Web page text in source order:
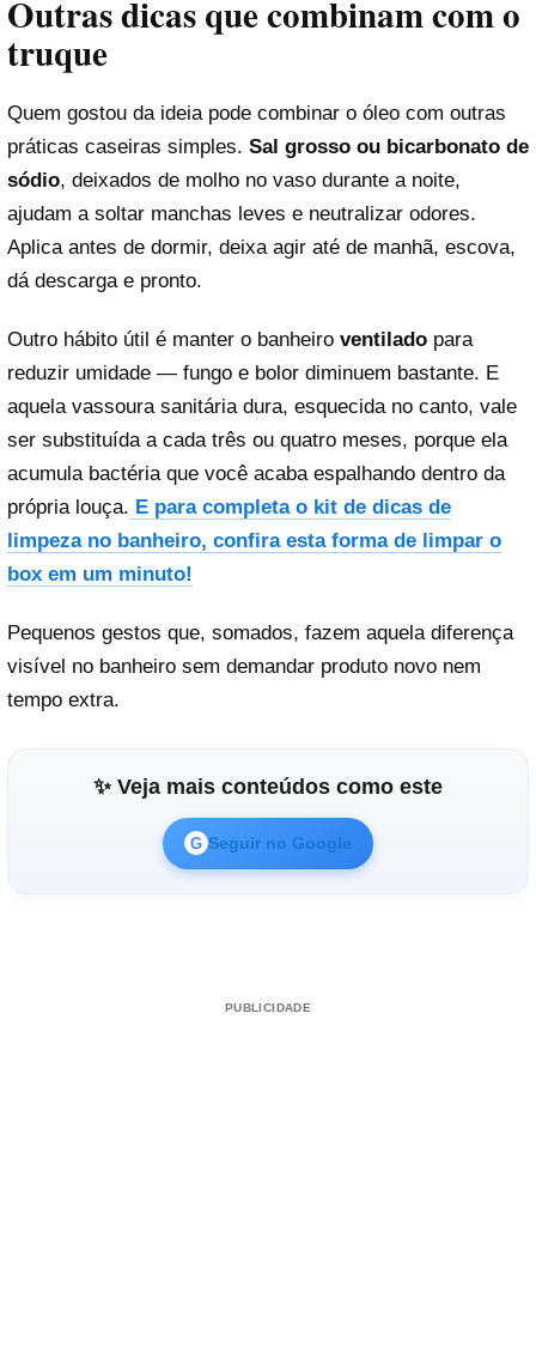
Outras dicas que combinam com o
truque
Quem gostou da ideia pode combinar o óleo com outras
práticas caseiras simples. Sal grosso ou bicarbonato de
sódio, deixados de molho no vaso durante a noite,
ajudam a soltar manchas leves e neutralizar odores.
Aplica antes de dormir, deixa agir até de manhã, escova,
dá descarga e pronto.
Outro hábito útil é manter o banheiro ventilado para
reduzir umidade — fungo e bolor diminuem bastante. E
aquela vassoura sanitária dura, esquecida no canto, vale
ser substituída a cada três ou quatro meses, porque ela
acumula bactéria que você acaba espalhando dentro da
própria louça. E para completa o kit de dicas de
limpeza no banheiro, confira esta forma de limpar o
box em um minuto!
Pequenos gestos que, somados, fazem aquela diferença
visível no banheiro sem demandar produto novo nem
tempo extra.
✨ Veja mais conteúdos como este
G Seguir no Google
PUBLICIDADE